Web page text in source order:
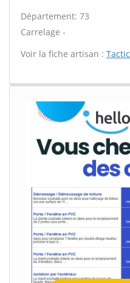
Département: 73
Carrelage -
Voir la fiche artisan : Tactic